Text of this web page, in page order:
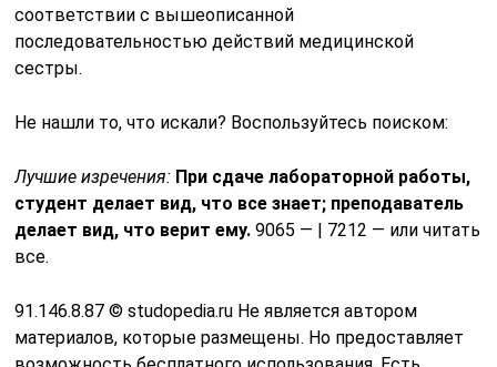
соответствии с вышеописанной
последовательностью действий медицинской
сестры.
Не нашли то, что искали? Воспользуйтесь поиском:
Лучшие изречения: При сдаче лабораторной работы,
студент делает вид, что все знает; преподаватель
делает вид, что верит ему. 9065 — | 7212 — или читать
все.
91.146.8.87 © studopedia.ru Не является автором
материалов, которые размещены. Но предоставляет